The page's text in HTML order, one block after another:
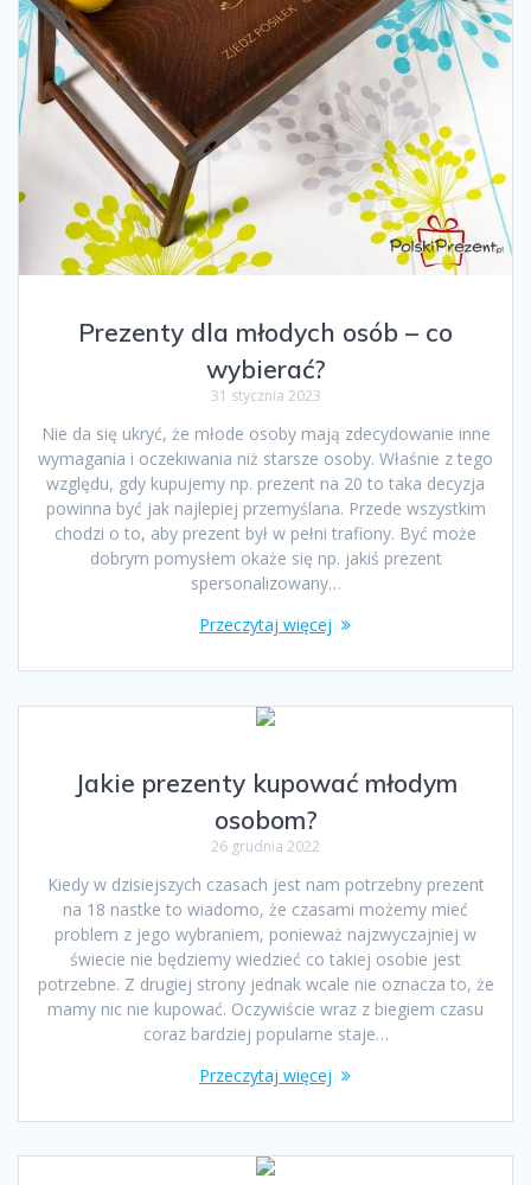
Prezenty dla młodych osób – co
wybierać?
31 stycznia 2023
Nie da się ukryć, że młode osoby mają zdecydowanie inne
wymagania i oczekiwania niż starsze osoby. Właśnie z tego
względu, gdy kupujemy np. prezent na 20 to taka decyzja
powinna być jak najlepiej przemyślana. Przede wszystkim
chodzi o to, aby prezent był w pełni trafiony. Być może
dobrym pomysłem okaże się np. jakiś prezent
spersonalizowany…
Przeczytaj więcej
Jakie prezenty kupować młodym
osobom?
26 grudnia 2022
Kiedy w dzisiejszych czasach jest nam potrzebny prezent
na 18 nastke to wiadomo, że czasami możemy mieć
problem z jego wybraniem, ponieważ najzwyczajniej w
świecie nie będziemy wiedzieć co takiej osobie jest
potrzebne. Z drugiej strony jednak wcale nie oznacza to, że
mamy nic nie kupować. Oczywiście wraz z biegiem czasu
coraz bardziej popularne staje…
Przeczytaj więcej